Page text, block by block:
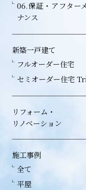
06.保証・アフター
ナンス
新築一戸建て
フルオーダー住宅
セミオーダー住宅
リフォーム・
リノベーション
施工事例
全て
平屋